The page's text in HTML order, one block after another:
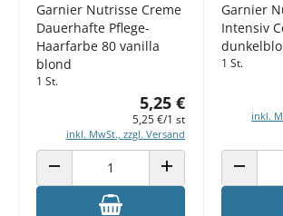
Garnier Nutrisse Creme
Dauerhafte Pflege-
Haarfarbe 80 vanilla
blond
1 St.
5,25 €
5,25 €/1 st
inkl. MwSt., zzgl. Versand
ANZAHL VERRINGERN ANZAHL ERHÖHEN
Garnier
Intensiv
1 St.
inkl.
ANZAHL